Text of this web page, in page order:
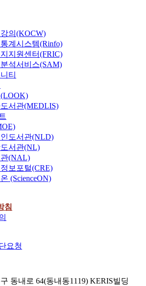
의(KOCW)
계시스템(Rinfo)
지원센터(FRIC)
석서비스(SAM)
티
서관(MEDLIS)
도서관(NLD)
서관(NL)
(NAL)
보포털(CRE)
(ScienceON)
침
요청
동내로 64(동내동1119) KERIS빌딩